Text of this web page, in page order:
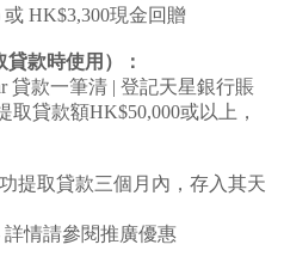
或 HK$3,300現金回贈
款時使用）：
貸款一筆清 | 登記天星銀行賬
取貸款額HK$50,000或以上，
提取貸款三個月內，存入其天
詳情請參閱推廣優惠